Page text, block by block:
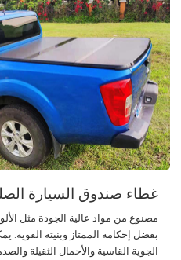
غطاء صندوق السيارة
مصنوع من مواد عالية الجودة مثل
بفضل إحكامه الممتاز وبنيته
الجوية القاسية والأحمال الثقيلة